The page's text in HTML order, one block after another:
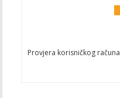
Provjera korisničkog računa